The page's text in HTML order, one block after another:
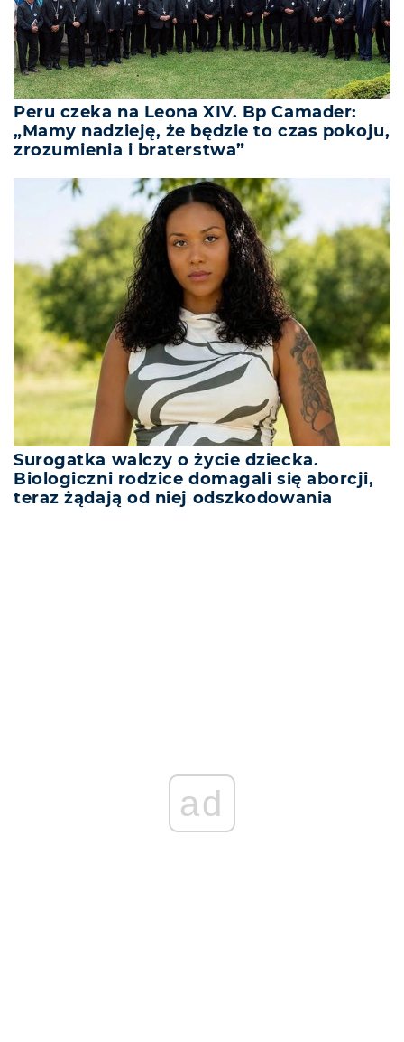
Peru czeka na Leona XIV. Bp Camader:
„Mamy nadzieję, że będzie to czas pokoju,
zrozumienia i braterstwa”
Surogatka walczy o życie dziecka.
Biologiczni rodzice domagali się aborcji,
teraz żądają od niej odszkodowania